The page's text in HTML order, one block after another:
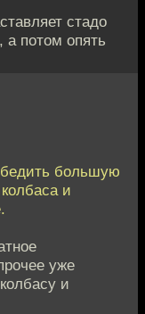
стадо
а потом опять
большую
и
уже
и